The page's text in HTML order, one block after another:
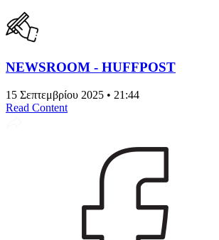
NEWSROOM - HUFFPOST
15 Σεπτεμβρίου 2025 • 21:44
Read Content